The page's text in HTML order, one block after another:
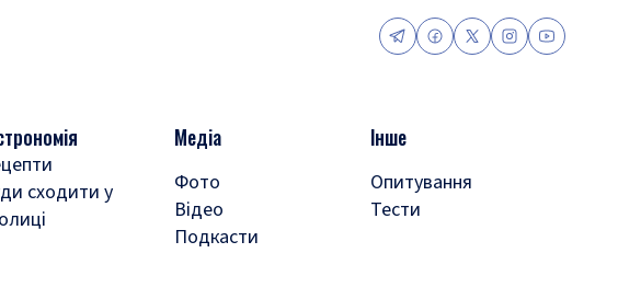
сходити у
Медіа
Фото
Відео
Подкасти
Інше
Опитування
Тести